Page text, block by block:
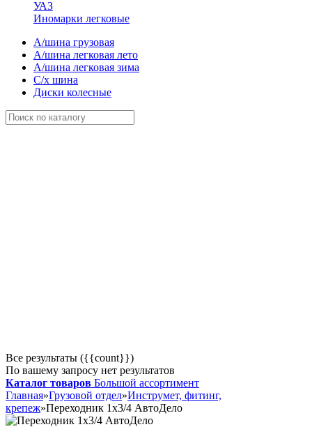
УАЗ
Иномарки легковые
А/шина грузовая
А/шина легковая лето
А/шина легковая зима
С/х шина
Диски колесные
Все результаты ({{count}})
По вашему запросу нет результатов
Каталог товаров Большой ассортимент
Главная»Грузовой отдел»Инструмет, фитинг,
крепеж»Переходник 1х3/4 АвтоДело